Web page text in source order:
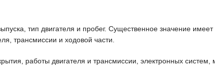
тип двигателя и пробег. Существенное значение
трансмиссии и ходовой части.
работы двигателя и трансмиссии, электронных